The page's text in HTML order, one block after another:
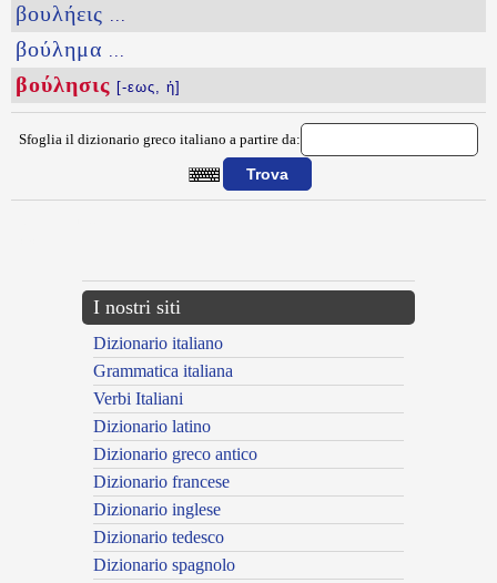
βουλήεις ...
βούλημα ...
βούλησις [-εως, ἡ]
Sfoglia il dizionario greco italiano a partire da:
I nostri siti
Dizionario italiano
Grammatica italiana
Verbi Italiani
Dizionario latino
Dizionario greco antico
Dizionario francese
Dizionario inglese
Dizionario tedesco
Dizionario spagnolo